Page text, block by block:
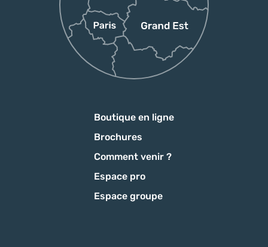
Boutique en ligne
Brochures
Comment venir ?
Espace pro
Espace groupe